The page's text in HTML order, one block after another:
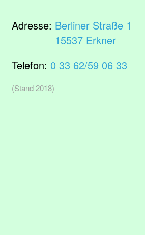
Adresse: Berliner Straße 1
15537 Erkner
Telefon: 0 33 62/59 06 33
(Stand 2018)